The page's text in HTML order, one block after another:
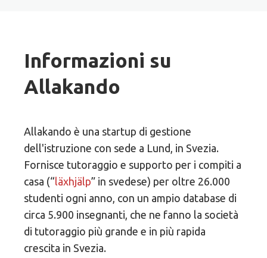
Informazioni su
Allakando
Allakando è una startup di gestione
dell'istruzione con sede a Lund, in Svezia.
Fornisce tutoraggio e supporto per i compiti a
casa (“läxhjälp” in svedese) per oltre 26.000
studenti ogni anno, con un ampio database di
circa 5.900 insegnanti, che ne fanno la società
di tutoraggio più grande e in più rapida
crescita in Svezia.